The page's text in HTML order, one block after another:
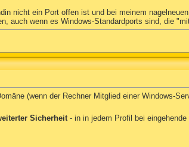
nicht ein Port offen ist und bei meinem
auch wenn es Windows-Standardports sind, die
(wenn der Rechner Mitglied einer Windows-
Sicherheit- in in jedem Profil bei eingehende